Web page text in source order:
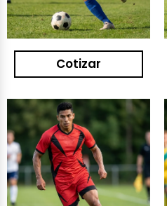
Cotizar